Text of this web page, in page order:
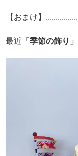
【おまけ】................
最近 「季節の飾り」